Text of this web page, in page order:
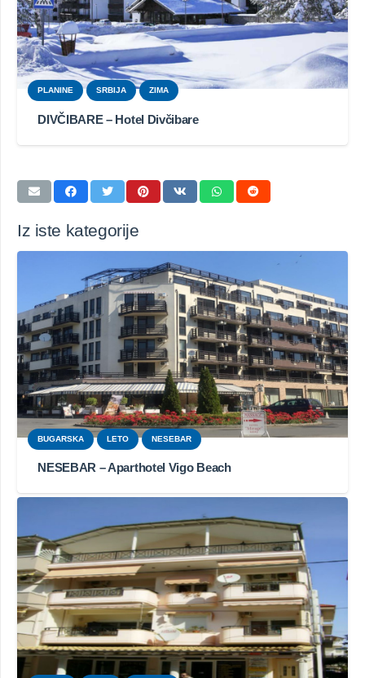
PLANINE SRBIJA ZIMA
DIVČIBARE – Hotel Divčibare
Iz iste kategorije
BUGARSKA LETO NESEBAR
NESEBAR – Aparthotel Vigo Beach